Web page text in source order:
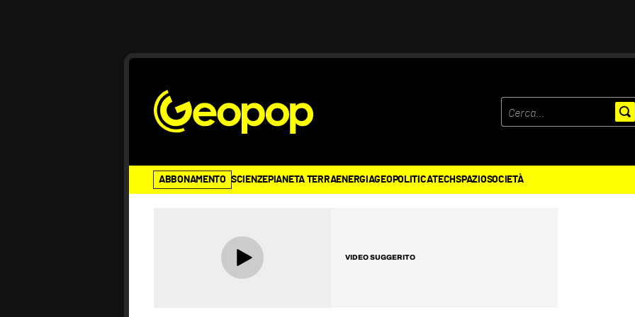
ABBONAMENTO SCIENZEPIANETA TERRAENERGIAGEOPOLITICATECHSPAZIOSOCIETÀ
VIDEO SUGGERITO